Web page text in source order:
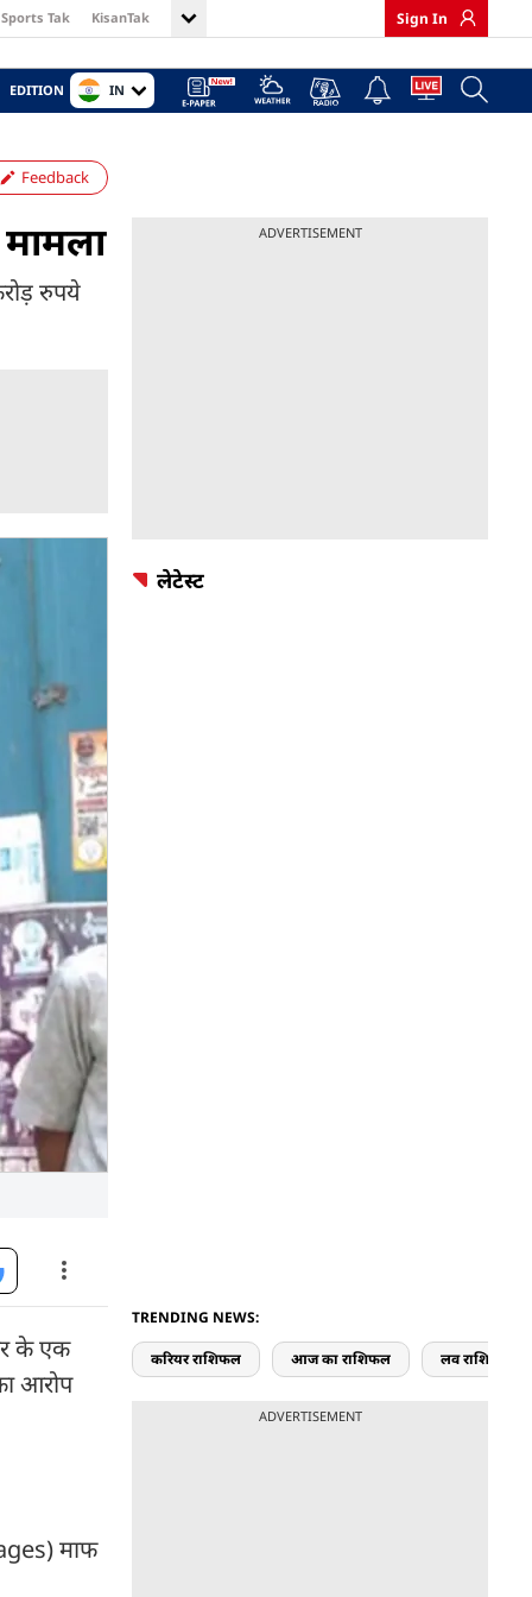
Sports Tak KisanTak Sign In
EDITION IN
Feedback
रुपये
के एक
आरोप
माफ
ADVERTISEMENT
लेटेस्ट
TRENDING NEWS:
करियर राशिफल आज का राशिफल लव राशिफल
ADVERTISEMENT